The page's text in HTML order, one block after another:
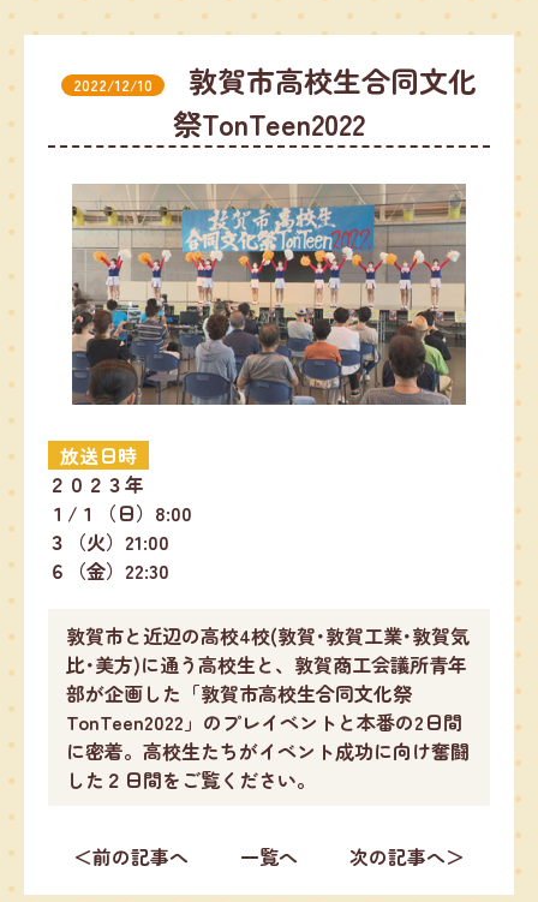
2022/12/10
敦賀市高校生合同文化
祭TonTeen2022
放送日時
２０２３年
１/１（日）8:00
３（火）21:00
６（金）22:30
敦賀市と近辺の高校4校(敦賀･敦賀工業･敦賀気
比･美方)に通う高校生と、敦賀商工会議所青年
部が企画した「敦賀市高校生合同文化祭
TonTeen2022」のプレイベントと本番の2日間
に密着。高校生たちがイベント成功に向け奮闘
した２日間をご覧ください。
＜前の記事へ 一覧へ 次の記事へ＞